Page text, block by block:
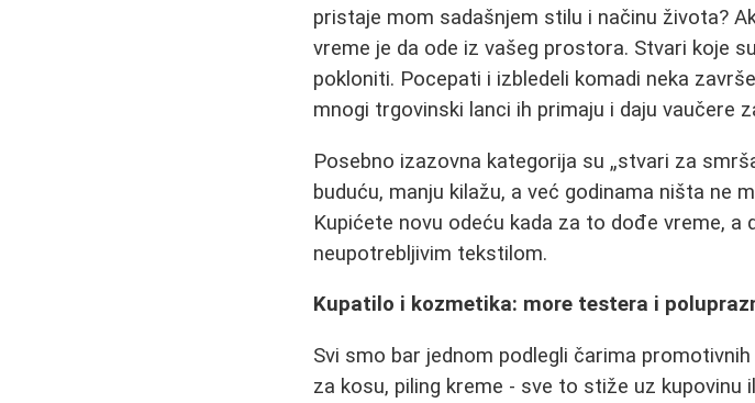
pristaje mom sadašnjem stilu i načinu života?
vreme je da ode iz vašeg prostora. Stvari koje
pokloniti. Pocepati i izbledeli komadi neka
mnogi trgovinski lanci ih primaju i daju vaučere
Posebno izazovna kategorija su „stvari za
buduću, manju kilažu, a već godinama ništa ne
Kupićete novu odeću kada za to dođe vreme,
neupotrebljivim tekstilom.
Kupatilo i kozmetika: more testera i
Svi smo bar jednom podlegli čarima
za kosu, piling kreme - sve to stiže uz